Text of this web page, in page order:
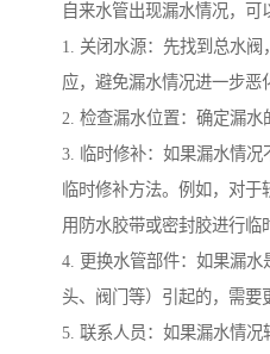
自来水管出现漏水情况，可
1. 关闭水源：先找到总水
应，避免漏水情况进一步恶
2. 检查漏水位置：确定漏水
3. 临时修补：如果漏水情
临时修补方法。例如，对
用防水胶带或密封胶进行临
4. 更换水管部件：如果漏
头、阀门等）引起的，需要
5. 联系人员：如果漏水情况